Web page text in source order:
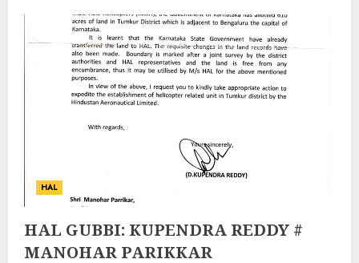
HAL
HAL GUBBI: KUPENDRA REDDY #
MANOHAR PARIKKAR